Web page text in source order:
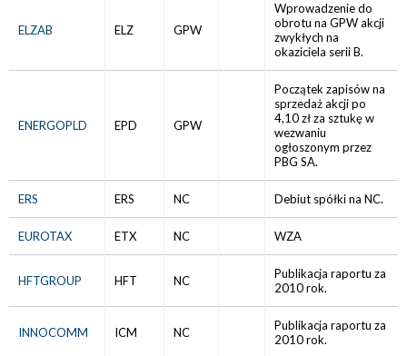
ELZAB ELZ GPW
Wprowadzenie do
obrotu na GPW akcji
zwykłych na
okaziciela serii B.
ENERGOPLD EPD GPW
Początek zapisów na
sprzedaż akcji po
4,10 zł za sztukę w
wezwaniu
ogłoszonym przez
PBG SA.
ERS ERS NC Debiut spółki na NC.
EUROTAX ETX NC WZA
HFTGROUP HFT NC
Publikacja raportu za
2010 rok.
INNOCOMM ICM NC
Publikacja raportu za
2010 rok.